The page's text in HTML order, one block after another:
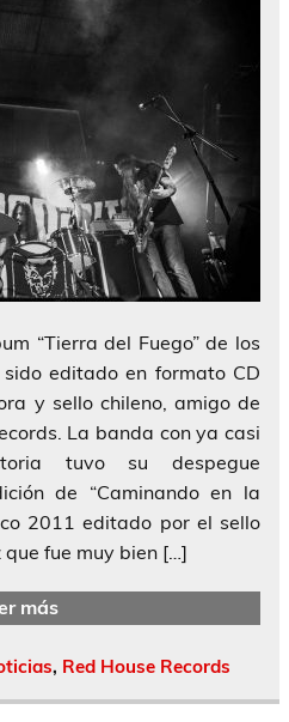
“Tierra del Fuego” de los
editado en formato CD
y sello chileno, amigo de
La banda con ya casi
tuvo su despegue
de “Caminando en la
2011 editado por el sello
fue muy bien […]
más
, Red House Records